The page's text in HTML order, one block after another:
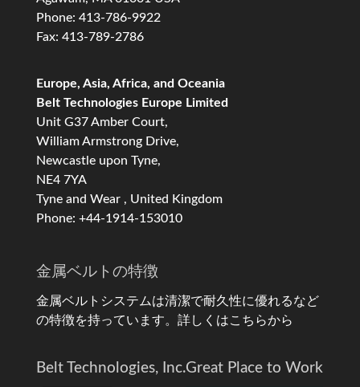
Phone: 413-786-9922
Fax: 413-789-2786
Europe, Asia, Africa, and Oceania
Belt Technologies Europe Limited
Unit G37 Amber Court,
William Armstrong Drive,
Newcastle upon Tyne,
NE4 7YA
Tyne and Wear , United Kingdom
Phone: +44-1914-153010
金属ベルトの特徴
金属ベルトシステムは清潔で耐久性に優れるなど
の特徴を持っています。 詳しくはこちらから
Belt Technologies, Inc.Great Place to Work